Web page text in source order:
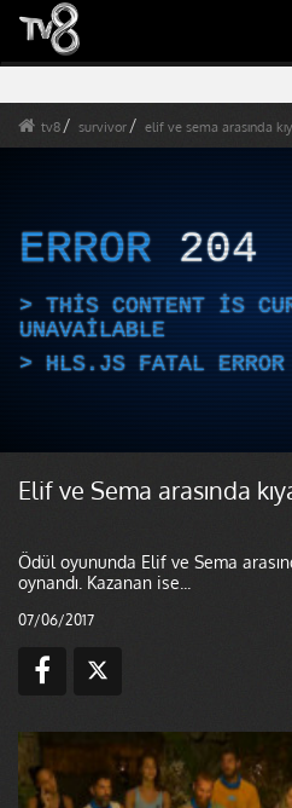
tv8 survivor elif ve sema arasında
ERROR 204
THIS CONTENT IS
UNAVAILABLE
HLS.JS FATAL ERROR
Elif ve Sema arasında
Ödül oyununda Elif ve Sema
oynandı. Kazanan ise...
07/06/2017